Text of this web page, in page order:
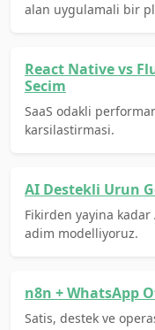
alan uygulamali bir
React Native vs
Secim
SaaS odakli
karsilastirmasi.
AI Destekli Urun
Fikirden yayina
adim modelliyoruz.
n8n + WhatsApp
Satis, destek ve